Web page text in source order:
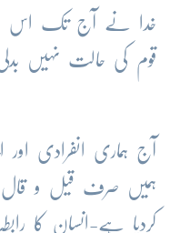
خدا نے آج تک اس
قوم کی حالت نہیں
آج ہماری انفرادی اور
ہمیں صرف قیل و
کردیا ہے-انسان کا